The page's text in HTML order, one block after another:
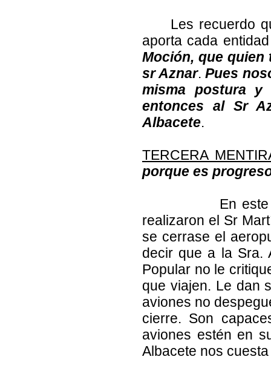
Les recuerdo
aporta cada
Moción, que quien
sr Aznar.Pues
misma postura
entonces al Sr
Albacete.
TERCERA
porque es
En este
realizaron el Sr
se cerrase el
decir que a la Sra.
Popular no le
que viajen. Le dan
aviones no
cierre. Son
aviones estén en
Albacete nos